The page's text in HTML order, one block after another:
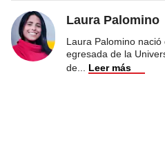
Laura Palomino
Laura Palomino
egresada de la
de
Leer más